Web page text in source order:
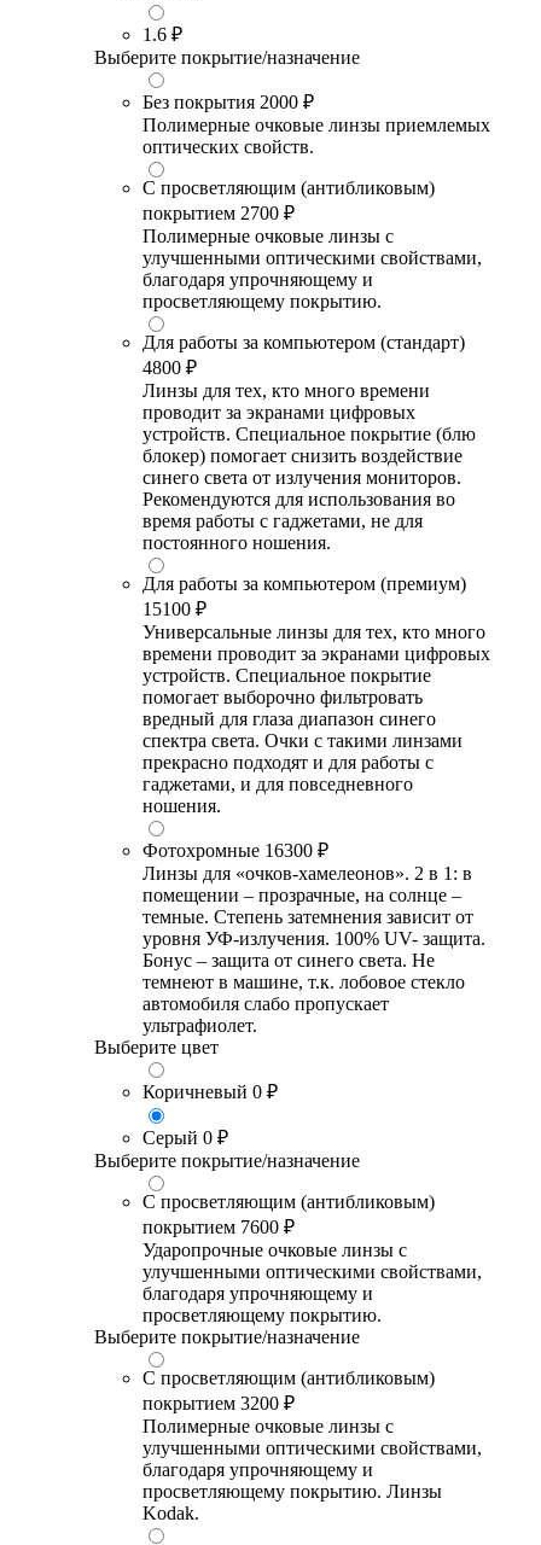
1.6 ₽
Выберите покрытие/назначение
Без покрытия 2000 ₽
Полимерные очковые линзы приемлемых
оптических свойств.
С просветляющим (антибликовым)
покрытием 2700 ₽
Полимерные очковые линзы с
улучшенными оптическими свойствами,
благодаря упрочняющему и
просветляющему покрытию.
Для работы за компьютером (стандарт)
4800 ₽
Линзы для тех, кто много времени
проводит за экранами цифровых
устройств. Специальное покрытие (блю
блокер) помогает снизить воздействие
синего света от излучения мониторов.
Рекомендуются для использования во
время работы с гаджетами, не для
постоянного ношения.
Для работы за компьютером (премиум)
15100 ₽
Универсальные линзы для тех, кто много
времени проводит за экранами цифровых
устройств. Специальное покрытие
помогает выборочно фильтровать
вредный для глаза диапазон синего
спектра света. Очки с такими линзами
прекрасно подходят и для работы с
гаджетами, и для повседневного
ношения.
Фотохромные 16300 ₽
Линзы для «очков-хамелеонов». 2 в 1: в
помещении – прозрачные, на солнце –
темные. Степень затемнения зависит от
уровня УФ-излучения. 100% UV- защита.
Бонус – защита от синего света. Не
темнеют в машине, т.к. лобовое стекло
автомобиля слабо пропускает
ультрафиолет.
Выберите цвет
Коричневый 0 ₽
Серый 0 ₽
Выберите покрытие/назначение
С просветляющим (антибликовым)
покрытием 7600 ₽
Ударопрочные очковые линзы с
улучшенными оптическими свойствами,
благодаря упрочняющему и
просветляющему покрытию.
Выберите покрытие/назначение
С просветляющим (антибликовым)
покрытием 3200 ₽
Полимерные очковые линзы с
улучшенными оптическими свойствами,
благодаря упрочняющему и
просветляющему покрытию. Линзы
Kodak.